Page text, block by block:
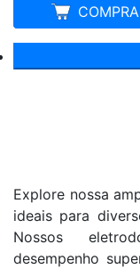
FRETE
Explore nossa
ideais para
Nossos
desempenho